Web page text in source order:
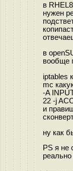
в
нужен
в
вообще
iptables
mc
-A
22 -j
и
ну как
PS я не